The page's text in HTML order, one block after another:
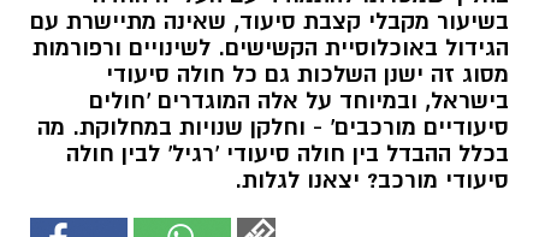
בשיעור מקבלי קצבת סיעוד, שאינה מתיישרת עם
הגידול באוכלוסיית הקשישים. לשינויים ורפורמות
מסוג זה ישנן השלכות גם כל חולה סיעודי
בישראל, ובמיוחד על אלה המוגדרים 'חולים
סיעודיים מורכבים' - וחלקן שנויות במחלוקת. מה
בכלל ההבדל בין חולה סיעודי 'רגיל' לבין חולה
סיעודי מורכב? יצאנו לגלות.